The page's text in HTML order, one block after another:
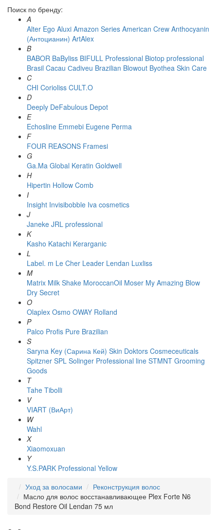
Поиск по бренду:
A
Alter Ego Aluxi Amazon Series American Crew Anthocyanin
(Антоцианин) ArtAlex
B
BABOR BaByliss BIFULL Professional Biotop professional
Brasil Cacau Сadiveu Brazilian Blowout Byothea Skin Care
C
CHI Corioliss CULT.O
D
Deeply DeFabulous Depot
E
Echosline Emmebi Eugene Perma
F
FOUR REASONS Framesi
G
Ga.Ma Global Keratin Goldwell
H
Hipertin Hollow Comb
I
Insight Invisibobble Iva cosmetics
J
Janeke JRL professional
K
Kasho Katachi Kerarganic
L
Label. m Le Cher Leader Lendan Luxliss
M
Matrix Milk Shake MoroccanOil Moser My Amazing Blow
Dry Secret
O
Olaplex Osmo OWAY Rolland
P
Palco Profis Pure Brazilian
S
Saryna Key (Сарина Кей) Skin Doktors Cosmeceuticals
Spitzner SPL Solinger Professional line STMNT Grooming
Goods
T
Tahe Tibolli
V
VIART (ВиАрт)
W
Wahl
X
Xiaomoxuan
Y
Y.S.PARK Professional Yellow
Уход за волосами
Реконструкция волос
Масло для волос восстанавливающее Plex Forte N6
Bond Restore Oil Lendan 75 мл